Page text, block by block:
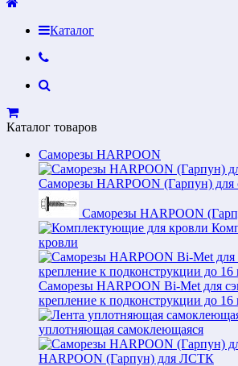
Каталог
Каталог товаров
Саморезы HARPOON
Саморезы HARPOON (Гарпун) для
Саморезы HARPOON
кровли
Саморезы HARPOON Bi-Met для
крепление к подконструкции до
уплотняющая самоклеющаяся
HARPOON (Гарпун) для ЛСТК